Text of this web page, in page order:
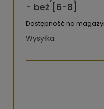
- beż [6-8]
Dostępność na
Wysyłka: